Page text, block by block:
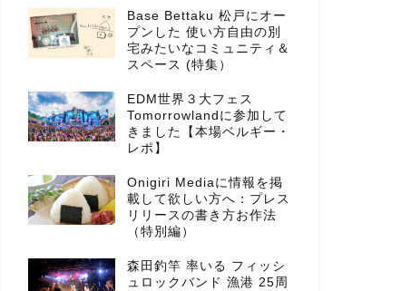
Base Bettaku 松戸にオー
プンした 使い方自由の別
宅みたいなコミュニティ＆
スペース (特集）
EDM世界３大フェス
Tomorrowlandに参加して
きました【本場ベルギー・
レポ】
Onigiri Mediaに情報を掲
載して欲しい方へ：プレス
リリースの書き方お作法
（特別編）
森田釣竿 率いる フィッシ
ュロックバンド 漁港 25周